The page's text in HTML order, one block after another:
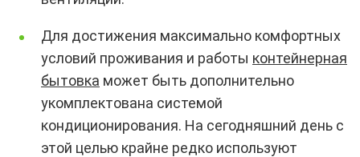
Для достижения максимально комфортных
условий проживания и работы контейнерная
бытовка может быть дополнительно
укомплектована системой
кондиционирования. На сегодняшний день с
этой целью крайне редко используют